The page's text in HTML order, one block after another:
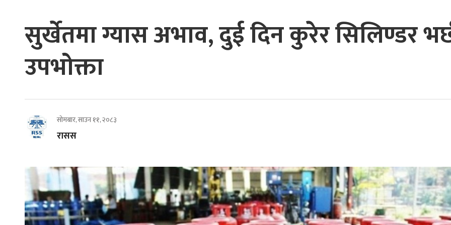
सुर्खेतमा ग्यास अभाव, दुई दिन कुरेर सिलिण्डर
उपभोक्ता
सोमबार, साउन ११, २०८३
रासस